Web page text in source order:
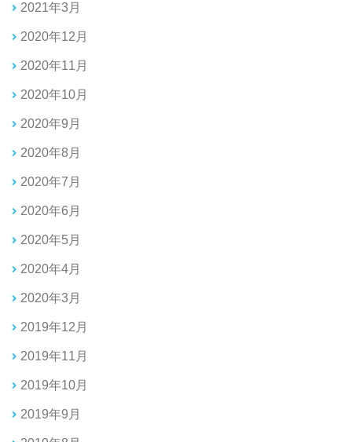
2021年3月
2020年12月
2020年11月
2020年10月
2020年9月
2020年8月
2020年7月
2020年6月
2020年5月
2020年4月
2020年3月
2019年12月
2019年11月
2019年10月
2019年9月